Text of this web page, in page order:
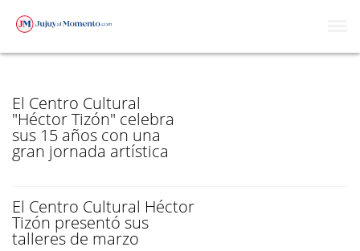
HÉCTOR TIZÓN
El Centro Cultural
"Héctor Tizón" celebra
sus 15 años con una
gran jornada artística
El Centro Cultural Héctor
Tizón presentó sus
talleres de marzo